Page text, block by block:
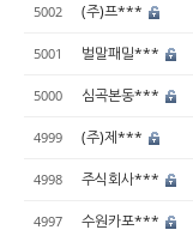
5002 (주)프***
5001 벌말패밀***
5000 심곡본동***
4999 (주)제***
4998 주식회사***
4997 수원카포***